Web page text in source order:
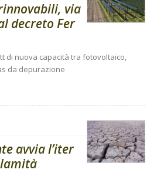
via
decreto Fer
di nuova capacità tra fotovoltaico,
da depurazione
avvia l’iter